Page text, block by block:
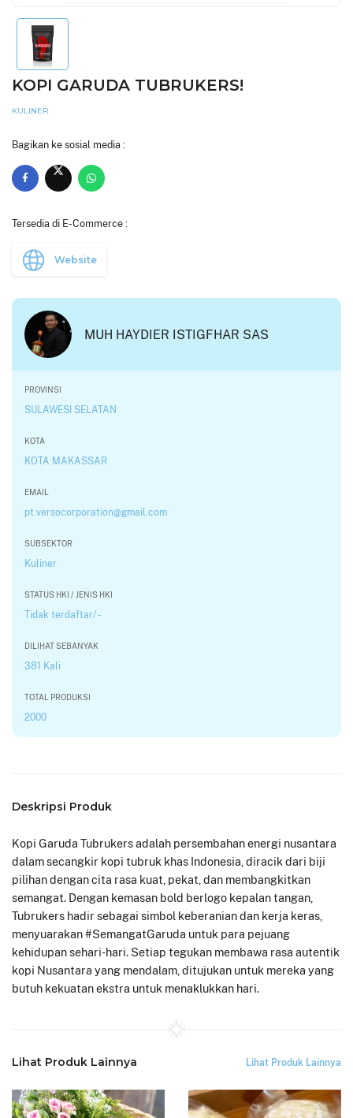
KOPI GARUDA TUBRUKERS!
KULINER
Bagikan ke sosial media :
Tersedia di E-Commerce :
Website
MUH HAYDIER ISTIGFHAR SAS
PROVINSI
SULAWESI SELATAN
KOTA
KOTA MAKASSAR
EMAIL
pt.versocorporation@gmail.com
SUBSEKTOR
Kuliner
STATUS HKI / JENIS HKI
Tidak terdaftar/ -
DILIHAT SEBANYAK
381 Kali
TOTAL PRODUKSI
2000
Deskripsi Produk
Kopi Garuda Tubrukers adalah persembahan energi nusantara
dalam secangkir kopi tubruk khas Indonesia, diracik dari biji
pilihan dengan cita rasa kuat, pekat, dan membangkitkan
semangat. Dengan kemasan bold berlogo kepalan tangan,
Tubrukers hadir sebagai simbol keberanian dan kerja keras,
menyuarakan #SemangatGaruda untuk para pejuang
kehidupan sehari-hari. Setiap tegukan membawa rasa autentik
kopi Nusantara yang mendalam, ditujukan untuk mereka yang
butuh kekuatan ekstra untuk menaklukkan hari.
Lihat Produk Lainnya Lihat Produk Lainnya